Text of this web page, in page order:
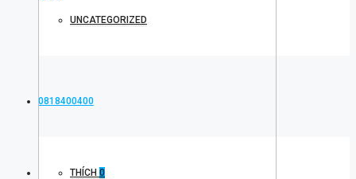
UNCATEGORIZED
0818400400
THÍCH 0